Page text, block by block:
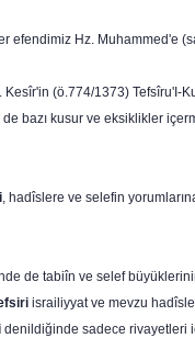
efendimiz Hz.
(ö.774/1373) Tefsîru'I-
bazı kusur ve eksiklikler
, hadîslere ve selefin
de tabiîn ve selef
israiliyyat ve mevzu
denildiğinde sadece rivayetleri